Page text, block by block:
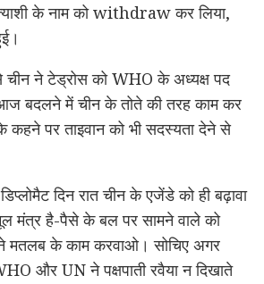
के नाम को withdraw कर लिया,
ने टेड्रोस को WHO के अध्यक्ष पद
बदलने में चीन के तोते की तरह काम कर
पर ताइवान को भी सदस्यता देने से
दिन रात चीन के एजेंडे को ही बढ़ावा
मंत्र है-पैसे के बल पर सामने वाले को
मतलब के काम करवाओ। सोचिए अगर
और UN ने पक्षपाती रवैया न दिखाते